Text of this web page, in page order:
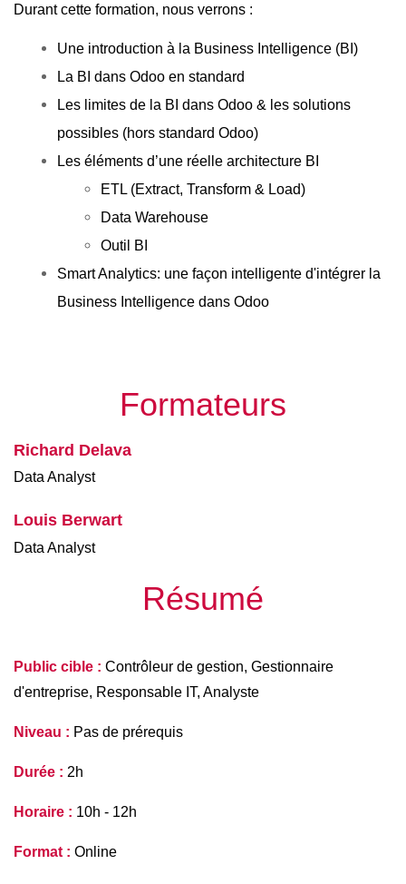
Durant cette formation, nous verrons :
Une introduction à la Business Intelligence (BI)
La BI dans Odoo en standard
Les limites de la BI dans Odoo & les solutions
possibles (hors standard Odoo)
Les éléments d’une réelle architecture BI
ETL (Extract, Transform & Load)
Data Warehouse
Outil BI
Smart Analytics: une façon intelligente d'intégrer la
Business Intelligence dans Odoo
Formateurs
Richard Delava
Data Analyst
Louis Berwart
Data Analyst
Résumé
Public cible : Contrôleur de gestion, Gestionnaire
d'entreprise, Responsable IT, Analyste
Niveau : Pas de prérequis
Durée : 2h
Horaire : 10h - 12h
Format : Online